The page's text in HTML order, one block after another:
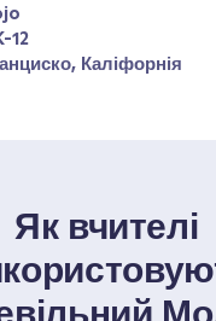
12
Каліфорнія
Як вчителі